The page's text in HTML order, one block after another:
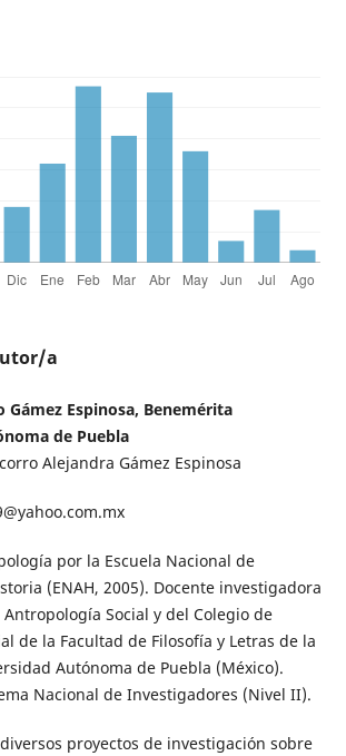
a
Gámez Espinosa, Benemérita
de Puebla
Alejandra Gámez Espinosa
por la Escuela Nacional de
(ENAH, 2005). Docente investigadora
Social y del Colegio de
de la Facultad de Filosofía y Letras de la
Autónoma de Puebla (México).
Nacional de Investigadores (Nivel II).
proyectos de investigación sobre